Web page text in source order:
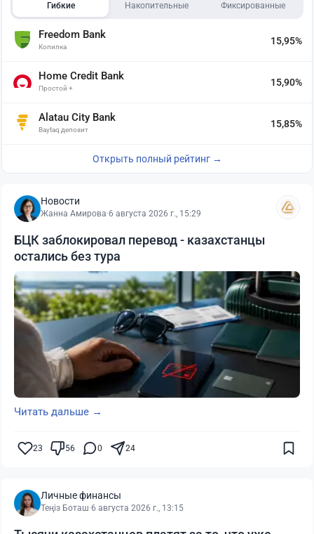
Гибкие Накопительные Фиксированные
Freedom Bank
Копилка
15,95%
Home Credit Bank
Простой +
15,90%
Alatau City Bank
Baytaq депозит
15,85%
Открыть полный рейтинг →
Новости
Жанна Амирова·6 августа 2026 г., 15:29
БЦК заблокировал перевод - казахстанцы
остались без тура
Читать дальше →
23 56 0 24
Личные финансы
Теңіз Боташ·6 августа 2026 г., 13:15